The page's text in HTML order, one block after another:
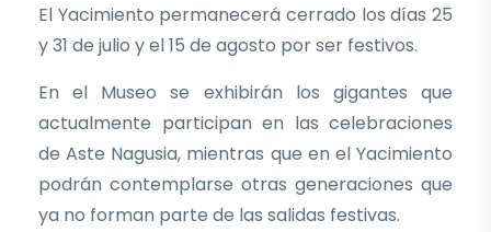
El Yacimiento permanecerá cerrado los días 25
y 31 de julio y el 15 de agosto por ser festivos.
En el Museo se exhibirán los gigantes que
actualmente participan en las celebraciones
de Aste Nagusia, mientras que en el Yacimiento
podrán contemplarse otras generaciones que
ya no forman parte de las salidas festivas.